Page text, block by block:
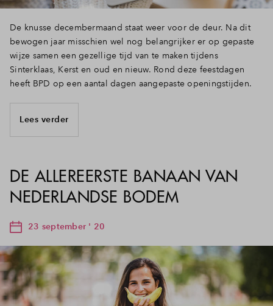
De knusse decembermaand staat weer voor de deur. Na dit
bewogen jaar misschien wel nog belangrijker er op gepaste
wijze samen een gezellige tijd van te maken tijdens
Sinterklaas, Kerst en oud en nieuw. Rond deze feestdagen
heeft BPD op een aantal dagen aangepaste openingstijden.
Lees verder
DE ALLEREERSTE BANAAN VAN
NEDERLANDSE BODEM
23 september ' 20